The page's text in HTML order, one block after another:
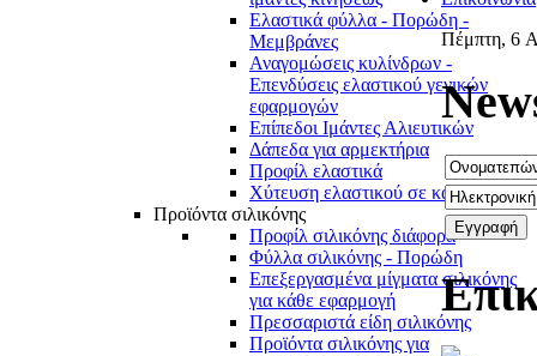
Ελαστικά φύλλα - Πορώδη -
Μεμβράνες
Αναγομώσεις κυλίνδρων -
Επενδύσεις ελαστικού γενικών
εφαρμογών
Επίπεδοι Ιμάντες Αλιευτικών
Δάπεδα για αρμεκτήρια
Προφίλ ελαστικά
Χύτευση ελαστικού σε καλούπια
Προϊόντα σιλικόνης
Προφίλ σιλικόνης διάφορα
Φύλλα σιλικόνης - Πορώδη
Επεξεργασμένα μίγματα σιλικόνης
για κάθε εφαρμογή
Πρεσσαριστά είδη σιλικόνης
Προϊόντα σιλικόνης για
Πέμπτη, 6